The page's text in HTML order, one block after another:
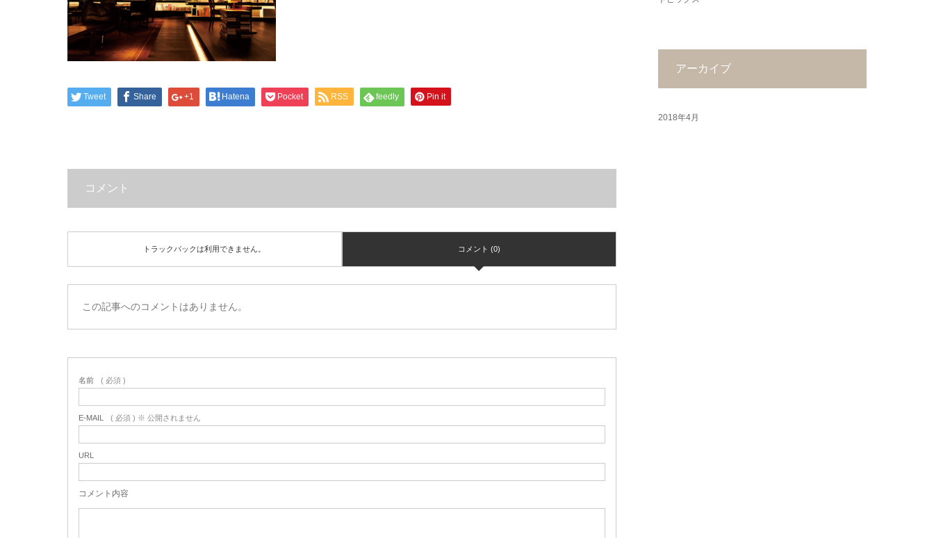
Tweet Share +1 Hatena Pocket RSS feedly Pin it
コメント
トラックバックは利用できません。 コメント (0)
この記事へのコメントはありません。
名前 ( 必須 )
E-MAIL ( 必須 ) ※ 公開されません
URL
コメント内容
アーカイブ
2018年4月